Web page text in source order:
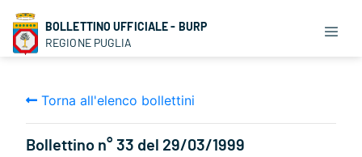
BOLLETTINO UFFICIALE - BURP
REGIONE PUGLIA
Torna all'elenco bollettini
Bollettino n° 33 del 29/03/1999